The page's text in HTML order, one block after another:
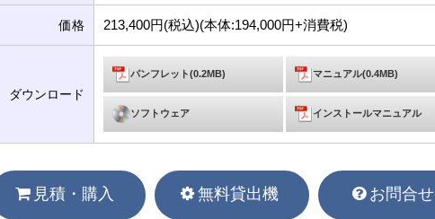
価格 213,400円(税込)(本体:194,000円+消費税)
ダウンロード
パンフレット(0.2MB) マニュアル(0.4MB)
ソフトウェア インストールマニュアル
見積・購入 無料貸出機 お問合せ